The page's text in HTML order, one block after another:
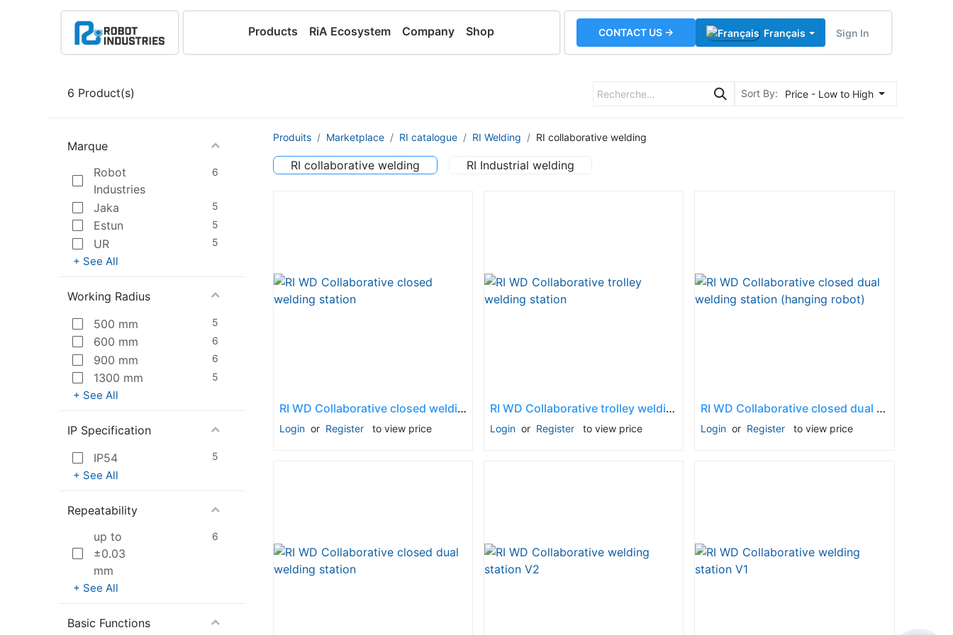
Products RiA Ecosystem Company Shop CONTACT US → Français Sign In
6 Product(s) Sort By: Price - Low to High
Marque
Robot
Industries
6
Jaka 5
Estun 5
UR 5
+ See All
Working Radius
500 mm
5
600 mm 6
900 mm 6
1300 mm 5
+ See All
IP Specification
IP54
5
+ See All
Repeatability
up to
±0.03
mm
6
+ See All
Basic Functions
Produits Marketplace RI catalogue RI Welding RI collaborative welding
RI collaborative welding RI Industrial welding
RI WD Collaborative closed welding station
Loginor Register to view price
RI WD Collaborative trolley welding station
Loginor Register to view price
RI WD Collaborative closed dual welding station (hanging robot)
Loginor Register to view price
flotei de roboți
Conectează roboți, software și servicii într-